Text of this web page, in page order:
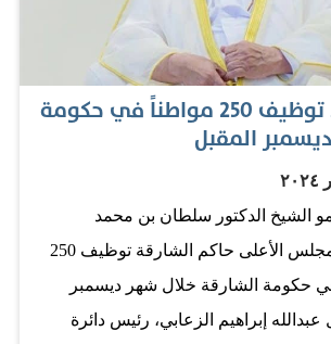
سلطان يعتمد توظيف 250 مواطناً في حكومة
المقبل
الشيخ الدكتور سلطان بن محمد
القاسمي، عضو المجلس الأعلى حاكم الشارقة توظيف 250
حكومة الشارقة خلال شهر ديسمبر
وقال عبدالله إبراهيم الزعابي، رئيس دائرة